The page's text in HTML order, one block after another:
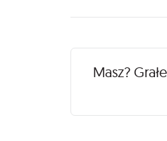
Recenzje
Masz?